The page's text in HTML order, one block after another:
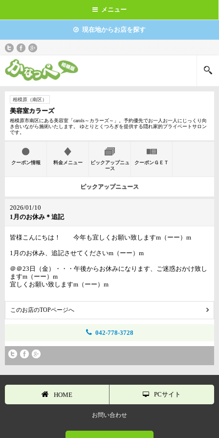
メニュー
現在地からお店を探す
相模原（南区）
美容室カラーズ
相模原市南区にある美容室「carols～カラーズ～」。予約優先でお一人お一人にじっくり向
き合いながら施術いたします。 ゆとりとくつろぎを提供する隠れ家的プライベートサロン
です。
クーポン情報 料金メニュー
ピックアップニュ
ース
クーポンＧＥＴ
ピックアップニュース
2026/01/10
1月のお休み＊追記
皆様こんにちは！ 今年も宜しくお願い致しますm（ーー）m
1月のお休み、追記させてくださいm（ーー）m
＠＠23日（金）・・・午後からお休みになります、ご迷惑おかけ致し
ますm（ーー）m
宜しくお願い致しますm（ーー）m
このお店のTOPページへ
042-778-3728
HOME PCサイト
お問い合わせ